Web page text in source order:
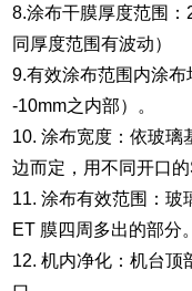
8.涂布干膜厚度范围
同厚度范围有波动）
9.有效涂布范围内涂
-10mm之内部）。
10. 涂布宽度：依玻璃
边而定，用不同开口的
11. 涂布有效范围：玻
ET 膜四周多出的部分。
12. 机内净化：机台顶